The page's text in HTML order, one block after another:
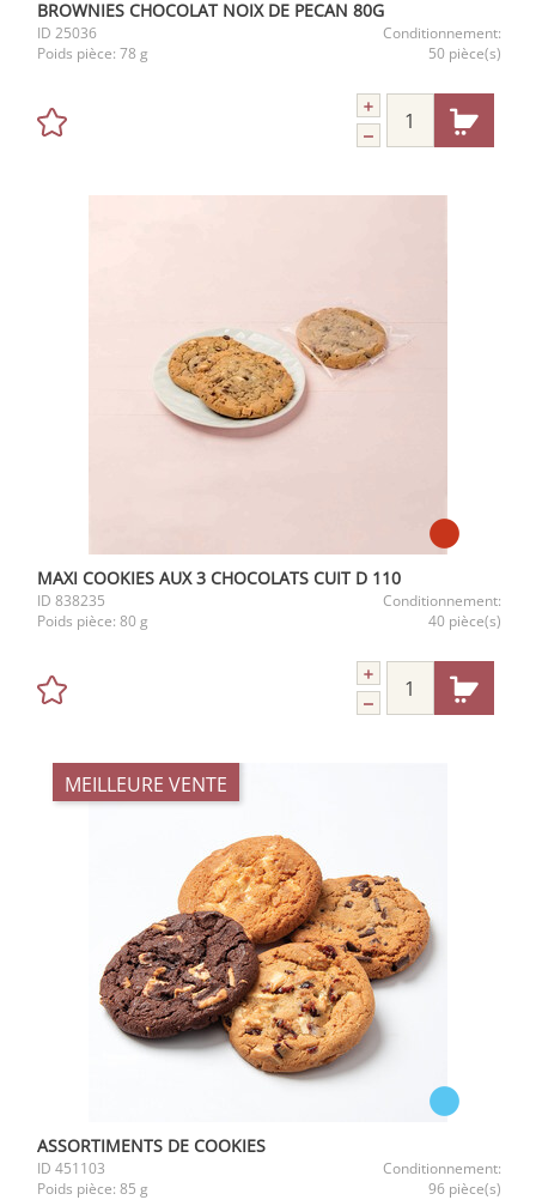
BROWNIES CHOCOLAT NOIX DE PECAN 80G
ID 25036
Conditionnement:
Poids pièce: 78 g 50 pièce(s)
MAXI COOKIES AUX 3 CHOCOLATS CUIT D 110
ID 838235
Conditionnement:
Poids pièce: 80 g 40 pièce(s)
MEILLEURE VENTE
ASSORTIMENTS DE COOKIES
ID 451103
Conditionnement:
Poids pièce: 85 g 96 pièce(s)